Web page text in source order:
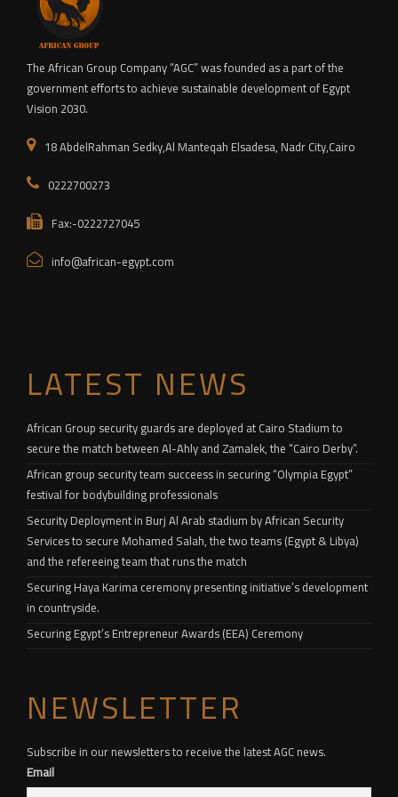
The African Group Company “AGC” was founded as a part of the
government efforts to achieve sustainable development of Egypt
Vision 2030.
18 AbdelRahman Sedky,Al Manteqah Elsadesa, Nadr City,Cairo
0222700273
Fax:-0222727045
info@african-egypt.com
LATEST NEWS
African Group security guards are deployed at Cairo Stadium to
secure the match between Al-Ahly and Zamalek, the “Cairo Derby”.
African group security team succeess in securing “Olympia Egypt”
festival for bodybuilding professionals
Security Deployment in Burj Al Arab stadium by African Security
Services to secure Mohamed Salah, the two teams (Egypt & Libya)
and the refereeing team that runs the match
Securing Haya Karima ceremony presenting initiative’s development
in countryside.
Securing Egypt’s Entrepreneur Awards (EEA) Ceremony
NEWSLETTER
Subscribe in our newsletters to receive the latest AGC news.
Email